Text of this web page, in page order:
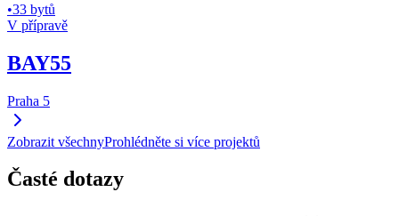
•33 bytů
V přípravě
BAY55
Praha 5
Zobrazit všechnyProhlédněte si více projektů
Časté dotazy